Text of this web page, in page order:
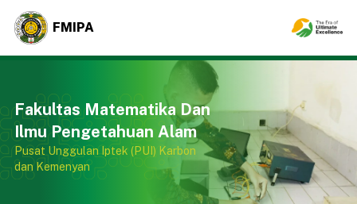
FMIPA
Fakultas Matematika Dan
Ilmu Pengetahuan Alam
Pusat Unggulan Iptek (PUI) Karbon
dan Kemenyan